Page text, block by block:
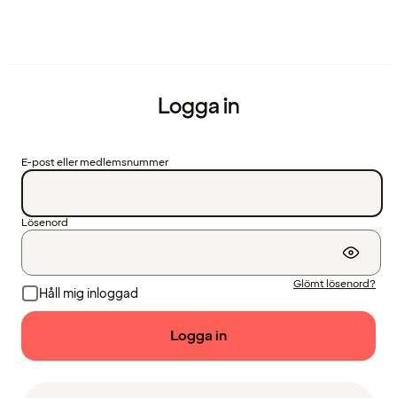
Logga in
E-post eller medlemsnummer
Lösenord
Håll mig inloggad
Glömt lösenord?
Logga in